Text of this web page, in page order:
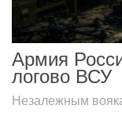
Армия
логово ВСУ
Незалежным